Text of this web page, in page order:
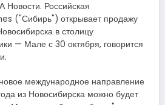
Российская
("Сибирь") открывает продажу
в столицу
— Мале с 30 октября, говорится
международное направление
из Новосибирска можно будет